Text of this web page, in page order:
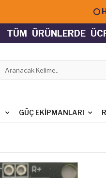
TÜM ÜRÜNLERDE ÜC
GÜÇ EKIPMANLARI